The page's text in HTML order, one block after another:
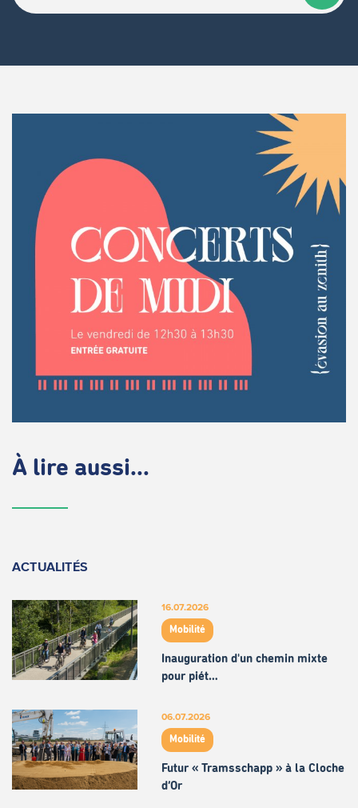
À lire aussi...
ACTUALITÉS
16.07.2026
Mobilité
Inauguration d'un chemin mixte
pour piét…
06.07.2026
Mobilité
Futur « Tramsschapp » à la Cloche
d’Or